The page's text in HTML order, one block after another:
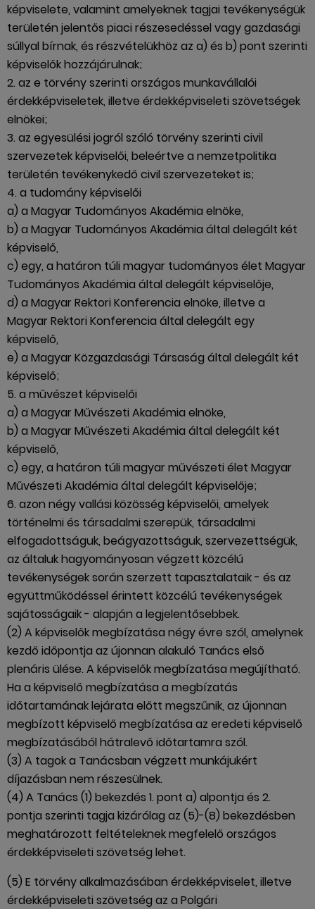
képviselete, valamint amelyeknek tagjai tevékenységük
területén jelentős piaci részesedéssel vagy gazdasági
súllyal bírnak, és részvételükhöz az a) és b) pont szerinti
képviselők hozzájárulnak;
2. az e törvény szerinti országos munkavállalói
érdekképviseletek, illetve érdekképviseleti szövetségek
elnökei;
3. az egyesülési jogról szóló törvény szerinti civil
szervezetek képviselői, beleértve a nemzetpolitika
területén tevékenykedő civil szervezeteket is;
4. a tudomány képviselői
a) a Magyar Tudományos Akadémia elnöke,
b) a Magyar Tudományos Akadémia által delegált két
képviselő,
c) egy, a határon túli magyar tudományos élet Magyar
Tudományos Akadémia által delegált képviselője,
d) a Magyar Rektori Konferencia elnöke, illetve a
Magyar Rektori Konferencia által delegált egy
képviselő,
e) a Magyar Közgazdasági Társaság által delegált két
képviselő;
5. a művészet képviselői
a) a Magyar Művészeti Akadémia elnöke,
b) a Magyar Művészeti Akadémia által delegált két
képviselő,
c) egy, a határon túli magyar művészeti élet Magyar
Művészeti Akadémia által delegált képviselője;
6. azon négy vallási közösség képviselői, amelyek
történelmi és társadalmi szerepük, társadalmi
elfogadottságuk, beágyazottságuk, szervezettségük,
az általuk hagyományosan végzett közcélú
tevékenységek során szerzett tapasztalataik - és az
együttműködéssel érintett közcélú tevékenységek
sajátosságaik - alapján a legjelentősebbek.
(2) A képviselők megbízatása négy évre szól, amelynek
kezdő időpontja az újonnan alakuló Tanács első
plenáris ülése. A képviselők megbízatása megújítható.
Ha a képviselő megbízatása a megbízatás
időtartamának lejárata előtt megszűnik, az újonnan
megbízott képviselő megbízatása az eredeti képviselő
megbízatásából hátralevő időtartamra szól.
(3) A tagok a Tanácsban végzett munkájukért
díjazásban nem részesülnek.
(4) A Tanács (1) bekezdés 1. pont a) alpontja és 2.
pontja szerinti tagja kizárólag az (5)-(8) bekezdésben
meghatározott feltételeknek megfelelő országos
érdekképviseleti szövetség lehet.
(5) E törvény alkalmazásában érdekképviselet, illetve
érdekképviseleti szövetség az a Polgári